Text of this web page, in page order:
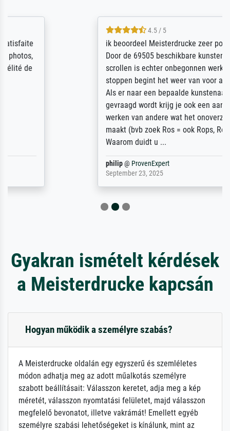
ik beoordeel Meisterdrucke zeer positief.
Door de 69505 beschikbare kunstenaars
scrollen is echter onbegonnen werk (na
stoppen begint het weer van voor af aan).
Als er naar een bepaalde kunstenaar
gevraagd wordt krijg je ook een aantal
werken van andere wat het onoverzichtelijk
maakt (bvb zoek Ros = ook Rops, Rose etc).
ProvenExpert
Gyakran ismételt kérdések
a Meisterdrucke kapcsán
Hogyan működik a személyre szabás?
A Meisterdrucke oldalán egy egyszerű és szemléletes
módon adhatja meg az adott műalkotás személyre
szabott beállításait: Válasszon keretet, adja meg a kép
méretét, válasszon nyomtatási felületet, majd válasszon
megfelelő bevonatot, illetve vakrámát! Emellett egyéb
személyre szabási lehetőségeket is kínálunk, mint az